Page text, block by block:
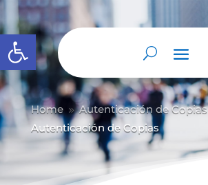
Abrir barra de herramientas
Home 9 Autenticación de Copias
Autenticación de Copias